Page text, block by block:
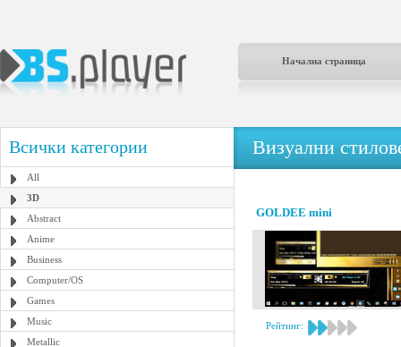
Начална страница
Всички категории
All
3D
Abstract
Anime
Business
Computer/OS
Games
Music
Metallic
Визуални
GOLDEE mini
Рейтинг: